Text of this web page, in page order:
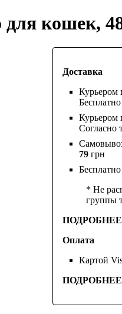
для кошек,
Доставка
Курьером
Бесплатно
Курьером
Согласно
79 грн
* Не
группы
Оплата
Картой